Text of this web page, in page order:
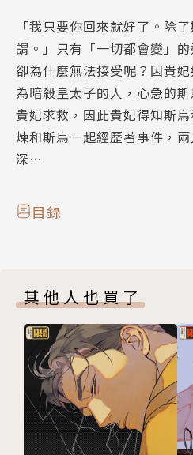
「我只要你回來就好了。除
謂。」只有「一切都會變」
卻為什麼無法接受呢？因貴
為暗殺皇太子的人，心急的
貴妃求救，因此貴妃得知斯
煉和斯烏一起經歷著事件，
深…
目錄
其他人也買了